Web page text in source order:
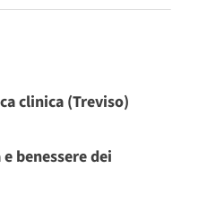
clinica (Treviso)
benessere dei